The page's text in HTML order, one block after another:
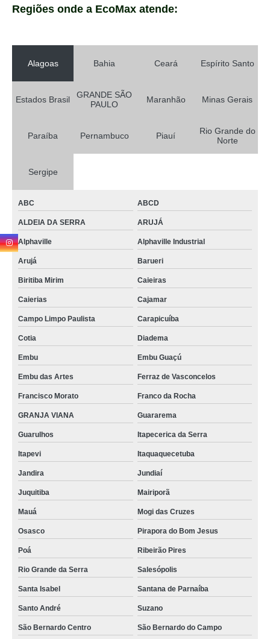
Regiões onde a EcoMax atende:
Alagoas Bahia Ceará Espírito Santo
Estados Brasil
GRANDE SÃO
PAULO
Maranhão Minas Gerais
Paraíba Pernambuco Piauí
Rio Grande do
Norte
Sergipe
ABC ABCD
ALDEIA DA SERRA ARUJÁ
Alphaville Alphaville Industrial
Arujá Barueri
Biritiba Mirim Caieiras
Caierias Cajamar
Campo Limpo Paulista Carapicuíba
Cotia Diadema
Embu Embu Guaçú
Embu das Artes Ferraz de Vasconcelos
Francisco Morato Franco da Rocha
GRANJA VIANA Guararema
Guarulhos Itapecerica da Serra
Itapevi Itaquaquecetuba
Jandira Jundiaí
Juquitiba Mairiporã
Mauá Mogi das Cruzes
Osasco Pirapora do Bom Jesus
Poá Ribeirão Pires
Rio Grande da Serra Salesópolis
Santa Isabel Santana de Parnaíba
Santo André Suzano
São Bernardo Centro São Bernardo do Campo